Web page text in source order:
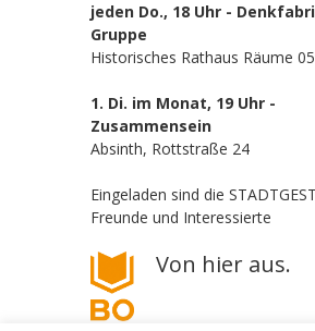
jeden Do., 18 Uhr -
Gruppe
Historisches Rathaus Räume
1. Di. im Monat, 19 Uhr -
Zusammensein
Absinth, Rottstraße 24
Eingeladen sind die
Freunde und Interessierte
Von hier aus.